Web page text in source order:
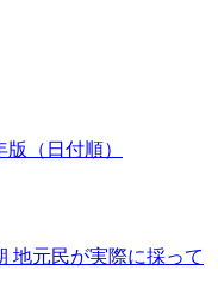
（日付順）
地元民が実際に採って